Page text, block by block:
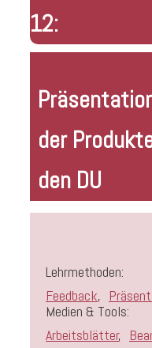
12:
der
den DU
Lehrmethoden:
Feedback,
Medien & Tools:
Arbeitsblätter,